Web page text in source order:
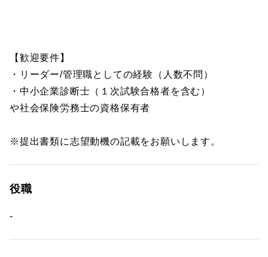
【歓迎要件】
・リーダー/管理職としての経験（人数不問）
・中小企業診断士（１次試験合格者を含む）
や社会保険労務士の資格保有者
※提出書類に志望動機の記載をお願いします。
役職
-